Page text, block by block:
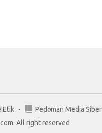
Etik Pedoman Media Siber
All right reserved